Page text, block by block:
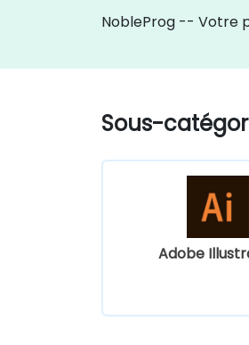
NobleProg -- Votre
Sous-
Adobe